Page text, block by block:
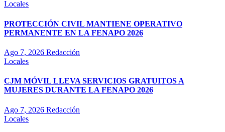
Locales
PROTECCIÓN CIVIL MANTIENE OPERATIVO
PERMANENTE EN LA FENAPO 2026
Ago 7, 2026 Redacción
Locales
CJM MÓVIL LLEVA SERVICIOS GRATUITOS A
MUJERES DURANTE LA FENAPO 2026
Ago 7, 2026 Redacción
Locales